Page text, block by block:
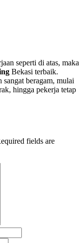
seperti di atas, maka
Bekasi terbaik.
beragam, mulai
hingga pekerja tetap
fields are